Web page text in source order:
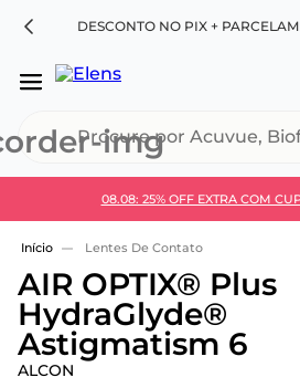
DESCONTO NO PIX +
08.08: 25% OFF EXTRA COM
Use 30HOJE e ganhe 30% OFF
Lentes De Contato
AIR OPTIX® Plus
HydraGlyde®
Astigmatism 6
ALCON